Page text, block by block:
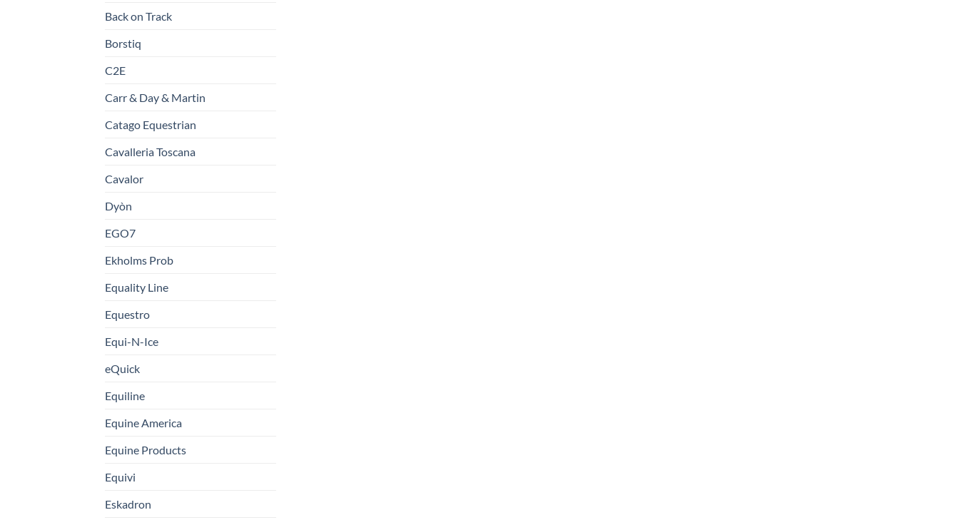
Back on Track
Borstiq
C2E
Carr & Day & Martin
Catago Equestrian
Cavalleria Toscana
Cavalor
Dyòn
EGO7
Ekholms Prob
Equality Line
Equestro
Equi-N-Ice
eQuick
Equiline
Equine America
Equine Products
Equivi
Eskadron